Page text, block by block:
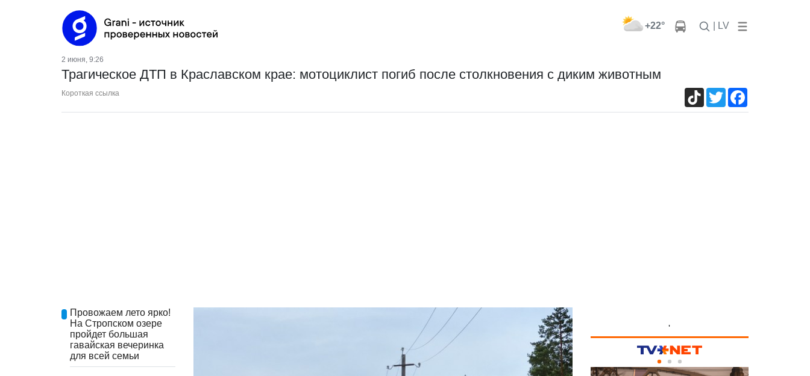
+22° | LV
2 июня, 9:26
Трагическое ДТП в Краславском крае: мотоциклист погиб после столкновения с диким животным
Короткая ссылка TikTokTwitter
Провожаем лето ярко!
На Стропском озере
пройдет большая
гавайская вечеринка
для всей семьи
'